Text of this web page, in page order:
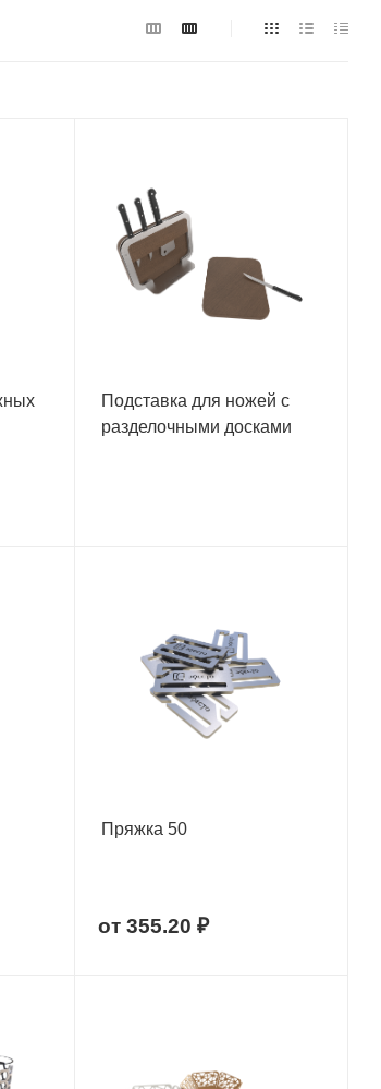
Подставка для ножей с
разделочными досками
Пряжка 50
от 355.20 ₽